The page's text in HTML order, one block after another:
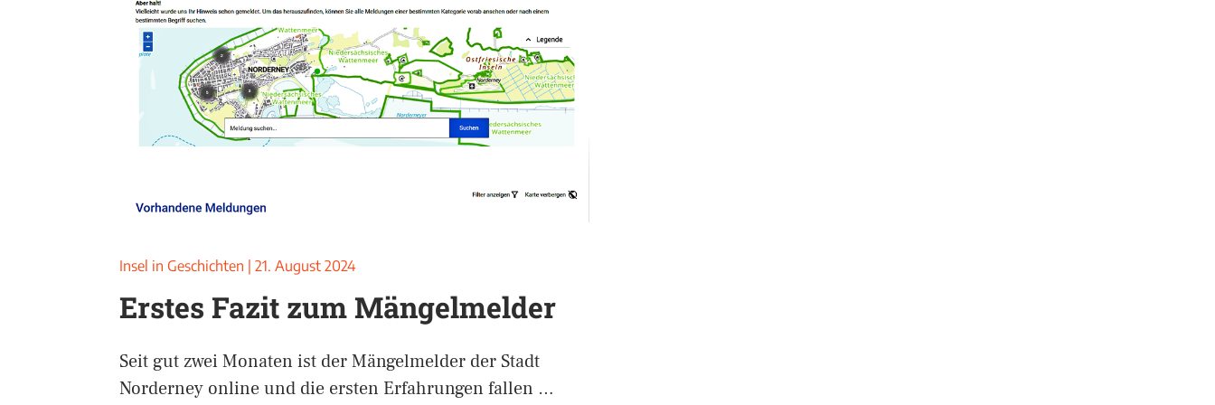
Insel in Geschichten 21. August 2024
Erstes Fazit zum Mängelmelder
Seit gut zwei Monaten ist der Mängelmelder der Stadt
Norderney online und die ersten Erfahrungen fallen …